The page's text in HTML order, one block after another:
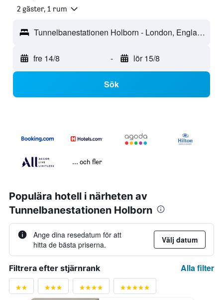
2 gäster, 1 rum
Tunnelbanestationen Holborn - London, England, Storbritannien
fre 14/8 - lör 15/8
Sök
... och fler
Populära hotell i närheten av
Tunnelbanestationen Holborn
Ange dina resedatum för att
hitta de bästa priserna.
Välj datum
Filtrera efter stjärnrank Alla filter